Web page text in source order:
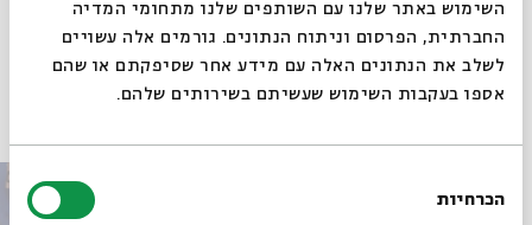
השימוש באתר שלנו עם השותפים שלנו מתחומי המדיה
החברתית, הפרסום וניתוח הנתונים. גורמים אלה עשויים
לשלב את הנתונים האלה עם מידע אחר שסיפקתם או שהם
אספו בעקבות השימוש שעשיתם בשירותים שלהם.
הסכמה
הכרחיות
פרקים נוספים בסדרה
סגור